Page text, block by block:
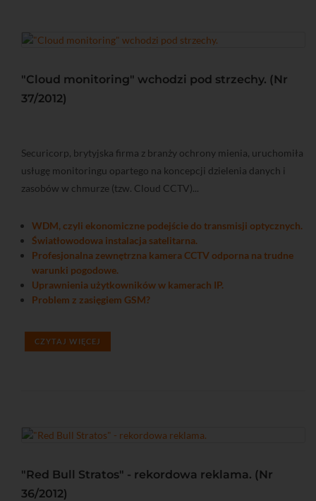
"Cloud monitoring" wchodzi pod strzechy. (Nr
37/2012)
Securicorp, brytyjska firma z branży ochrony mienia, uruchomiła
usługę monitoringu opartego na koncepcji dzielenia danych i
zasobów w chmurze (tzw. Cloud CCTV)...
WDM, czyli ekonomiczne podejście do transmisji optycznych.
Światłowodowa instalacja satelitarna.
Profesjonalna zewnętrzna kamera CCTV odporna na trudne
warunki pogodowe.
Uprawnienia użytkowników w kamerach IP.
Problem z zasięgiem GSM?
CZYTAJ WIĘCEJ
"Red Bull Stratos" - rekordowa reklama. (Nr
36/2012)